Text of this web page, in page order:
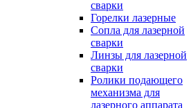
сварки
Горелки лазерные
Сопла для лазерной
сварки
Линзы для лазерной
сварки
Ролики подающего
механизма для
лазерного аппарата